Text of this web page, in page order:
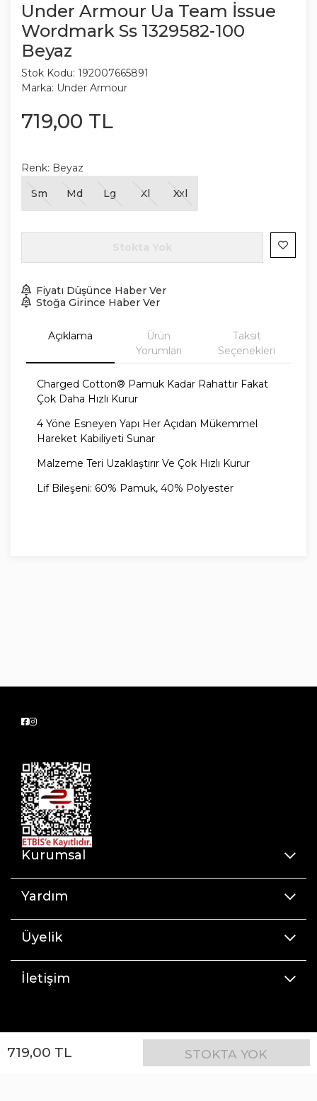
Under Armour Ua Team İssue
Wordmark Ss 1329582-100
Beyaz
Stok Kodu: 192007665891
Marka: Under Armour
719,00 TL
Renk: Beyaz
Sm
Md Lg Xl Xxl
Fiyatı Düşünce Haber Ver
Stoğa Girince Haber Ver
Açıklama
Ürün
Yorumları
Taksit
Seçenekleri
Charged Cotton® Pamuk Kadar Rahattır Fakat
Çok Daha Hızlı Kurur
4 Yöne Esneyen Yapı Her Açıdan Mükemmel
Hareket Kabiliyeti Sunar
Malzeme Teri Uzaklaştırır Ve Çok Hızlı Kurur
Lif Bileşeni: 60% Pamuk, 40% Polyester
719,00 TL STOKTA YOK
Kurumsal
Yardım
Üyelik
İletişim